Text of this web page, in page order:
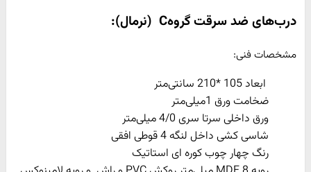
درب‌های ضد سرقت گروهC (نرمال):
مشخصات فنی:
ابعاد 105 *210 سانتی‌متر
ضخامت ورق 1میلی‌متر
ورق داخلی سرتا سری 4/0 میلی‌متر
شاسی کشی داخل لنگه 4 قوطی افقی
رنگ چهار چوب کوره ای استاتیک